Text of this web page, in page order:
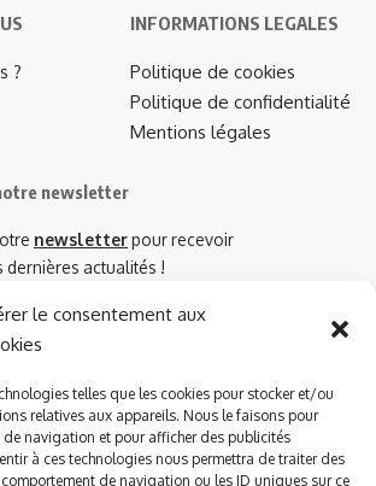
le consentement aux
telles que les cookies pour stocker et/ou
relatives aux appareils. Nous le faisons pour
de navigation et pour afficher des publicités
à ces technologies nous permettra de traiter des
de navigation ou les ID uniques sur ce
?
INFORMATIONS LEGALES
Politique de cookies
Politique de confidentialité
Mentions légales
newsletter
newsletterpour recevoir
dernières actualités !